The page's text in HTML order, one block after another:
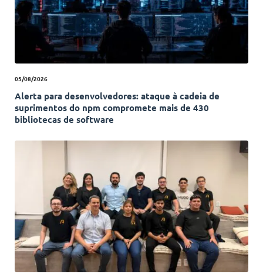
05/08/2026
Alerta para desenvolvedores: ataque à cadeia de
suprimentos do npm compromete mais de 430
bibliotecas de software